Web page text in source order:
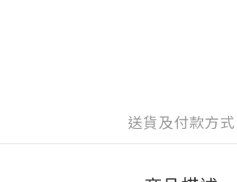
送貨及付款方式